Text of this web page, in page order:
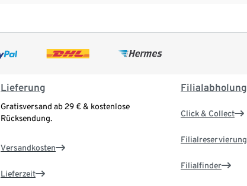
Lieferung
Gratisversand ab 29 € & kostenlose
Rücksendung.
Versandkosten
Lieferzeit
Filialabholung
Click & Collect
Filialreservierung
Filialfinder